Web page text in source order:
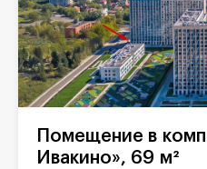
Ивакино», 69 м²